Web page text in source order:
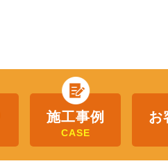
施工事例
CASE
お